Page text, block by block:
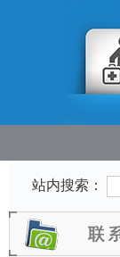
站内搜索：